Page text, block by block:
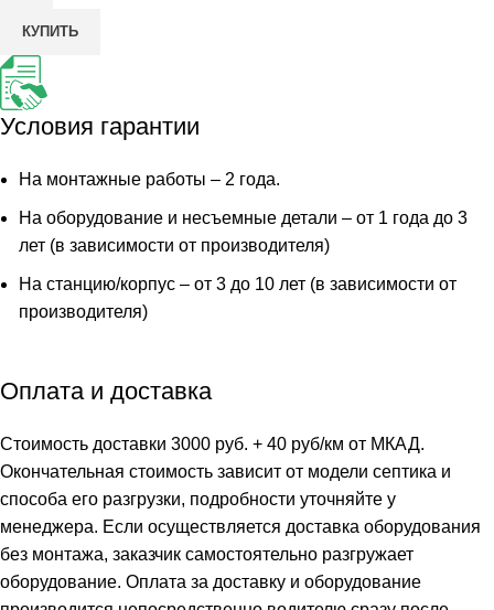
Аква
3
НК
ПР
КУПИТЬ
Условия гарантии
На монтажные работы – 2 года.
На оборудование и несъемные детали – от 1 года до 3
лет (в зависимости от производителя)
На станцию/корпус – от 3 до 10 лет (в зависимости от
производителя)
Оплата и доставка
Стоимость доставки 3000 руб. + 40 руб/км от МКАД.
Окончательная стоимость зависит от модели септика и
способа его разгрузки, подробности уточняйте у
менеджера. Если осуществляется доставка оборудования
без монтажа, заказчик самостоятельно разгружает
оборудование. Оплата за доставку и оборудование